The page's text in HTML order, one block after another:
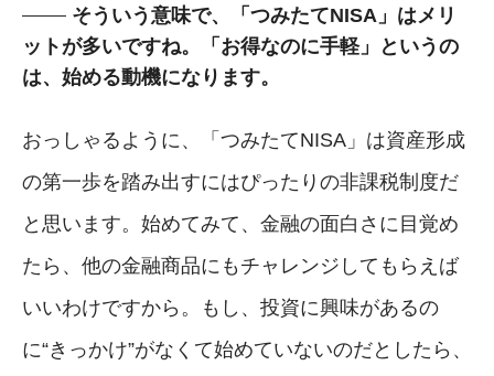
そういう意味で、「つみたてNISA」はメリ
ットが多いですね。「お得なのに手軽」というの
は、始める動機になります。
おっしゃるように、「つみたてNISA」は資産形成
の第一歩を踏み出すにはぴったりの非課税制度だ
と思います。始めてみて、金融の面白さに目覚め
たら、他の金融商品にもチャレンジしてもらえば
いいわけですから。もし、投資に興味があるの
に“きっかけ”がなくて始めていないのだとしたら、